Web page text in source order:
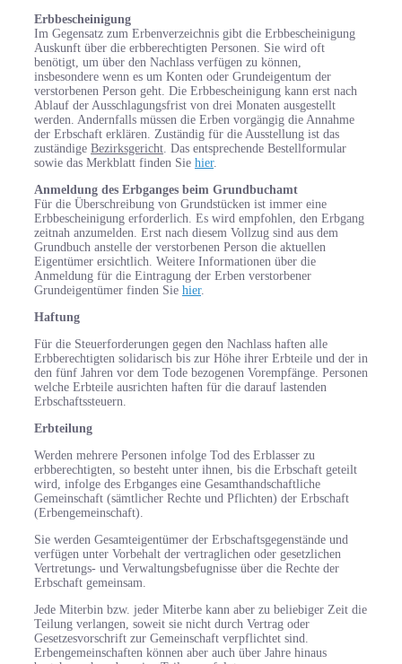
Erbbescheinigung
Im Gegensatz zum Erbenverzeichnis gibt die Erbbescheinigung
Auskunft über die erbberechtigten Personen. Sie wird oft
benötigt, um über den Nachlass verfügen zu können,
insbesondere wenn es um Konten oder Grundeigentum der
verstorbenen Person geht. Die Erbbescheinigung kann erst nach
Ablauf der Ausschlagungsfrist von drei Monaten ausgestellt
werden. Andernfalls müssen die Erben vorgängig die Annahme
der Erbschaft erklären. Zuständig für die Ausstellung ist das
zuständige Bezirksgericht . Das entsprechende Bestellformular
sowie das Merkblatt finden Sie hier.
Anmeldung des Erbganges beim Grundbuchamt
Für die Überschreibung von Grundstücken ist immer eine
Erbbescheinigung erforderlich. Es wird empfohlen, den Erbgang
zeitnah anzumelden. Erst nach diesem Vollzug sind aus dem
Grundbuch anstelle der verstorbenen Person die aktuellen
Eigentümer ersichtlich. Weitere Informationen über die
Anmeldung für die Eintragung der Erben verstorbener
Grundeigentümer finden Sie hier.
Haftung
Für die Steuerforderungen gegen den Nachlass haften alle
Erbberechtigten solidarisch bis zur Höhe ihrer Erbteile und der in
den fünf Jahren vor dem Tode bezogenen Vorempfänge. Personen
welche Erbteile ausrichten haften für die darauf lastenden
Erbschaftssteuern.
Erbteilung
Werden mehrere Personen infolge Tod des Erblasser zu
erbberechtigten, so besteht unter ihnen, bis die Erbschaft geteilt
wird, infolge des Erbganges eine Gesamthandschaftliche
Gemeinschaft (sämtlicher Rechte und Pflichten) der Erbschaft
(Erbengemeinschaft).
Sie werden Gesamteigentümer der Erbschaftsgegenstände und
verfügen unter Vorbehalt der vertraglichen oder gesetzlichen
Vertretungs- und Verwaltungsbefugnisse über die Rechte der
Erbschaft gemeinsam.
Jede Miterbin bzw. jeder Miterbe kann aber zu beliebiger Zeit die
Teilung verlangen, soweit sie nicht durch Vertrag oder
Gesetzesvorschrift zur Gemeinschaft verpflichtet sind.
Erbengemeinschaften können aber auch über Jahre hinaus